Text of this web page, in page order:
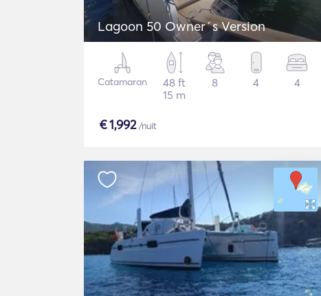
Lagoon 50 Owner´s Version
Catamaran
48 ft
15 m
8 4 4
€1,992/nuit